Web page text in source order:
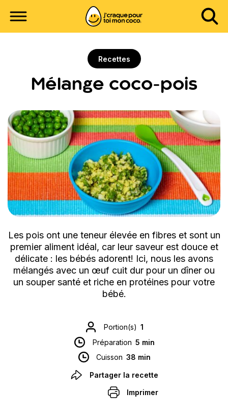
Recettes
Mélange coco-pois
Les pois ont une teneur élevée en fibres et sont un
premier aliment idéal, car leur saveur est douce et
délicate : les bébés adorent! Ici, nous les avons
mélangés avec un œuf cuit dur pour un dîner ou
un souper santé et riche en protéines pour votre
bébé.
Portion(s) 1
Préparation 5 min
Cuisson 38 min
Partager la recette
Imprimer